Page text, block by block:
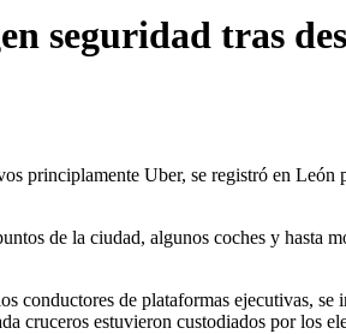
seguridad tras
principlamente Uber, se registró en
de la ciudad, algunos coches y hasta
conductores de plataformas ejecutivas,
cruceros estuvieron custodiados por los